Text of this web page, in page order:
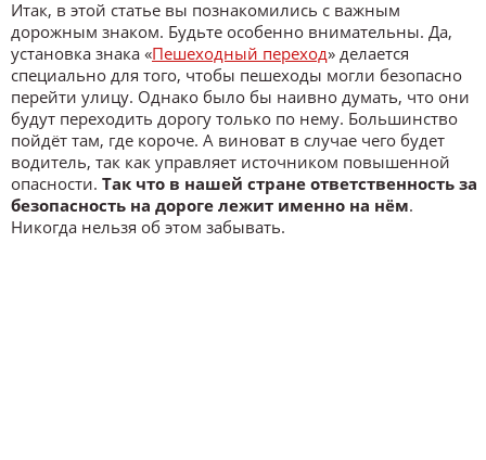
Итак, в этой статье вы познакомились с важным
дорожным знаком. Будьте особенно внимательны. Да,
установка знака «Пешеходный переход» делается
специально для того, чтобы пешеходы могли безопасно
перейти улицу. Однако было бы наивно думать, что они
будут переходить дорогу только по нему. Большинство
пойдёт там, где короче. А виноват в случае чего будет
водитель, так как управляет источником повышенной
опасности. Так что в нашей стране ответственность за
безопасность на дороге лежит именно на нём.
Никогда нельзя об этом забывать.